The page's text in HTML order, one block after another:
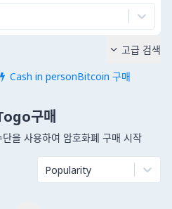
 Cash in personBitcoin 구매
 고급 검색
구매
을 사용하여 암호화폐 구매 시작
Popularity